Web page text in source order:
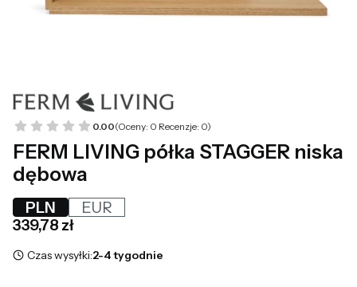
0.00(Oceny: 0 Recenzje: 0)
FERM LIVING półka STAGGER niska
dębowa
PLN
EUR
Cena
339,78 zł
Czas wysyłki:2-4 tygodnie